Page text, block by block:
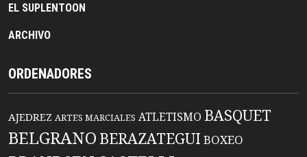
EL SUPLENTOON
ARCHIVO
ORDENADORES
AJEDREZ ARTES MARCIALES ATLETISMO BASQUET
BELGRANO BERAZATEGUIBOXEO